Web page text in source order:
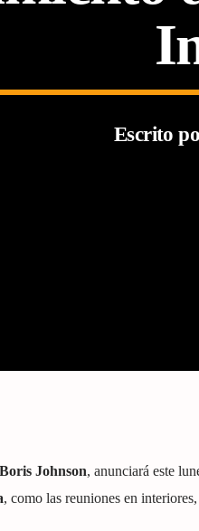
Escrito
Boris Johnson, anunciará este
, como las reuniones en